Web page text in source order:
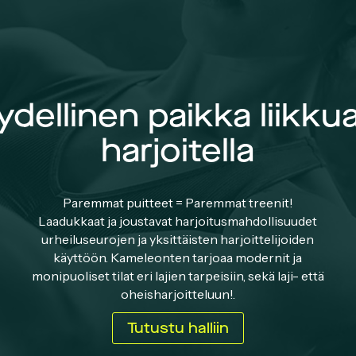
paikka
harjoitella
Paremmat puitteet = Paremmat treenit!
Laadukkaat ja joustavat harjoitusmahdollisuudet
urheiluseurojen ja yksittäisten harjoittelijoiden
käyttöön. Kameleonten tarjoaa modernit ja
monipuoliset tilat eri lajien tarpeisiin, sekä laji- että
oheisharjoitteluun!.
Tutustu halliin